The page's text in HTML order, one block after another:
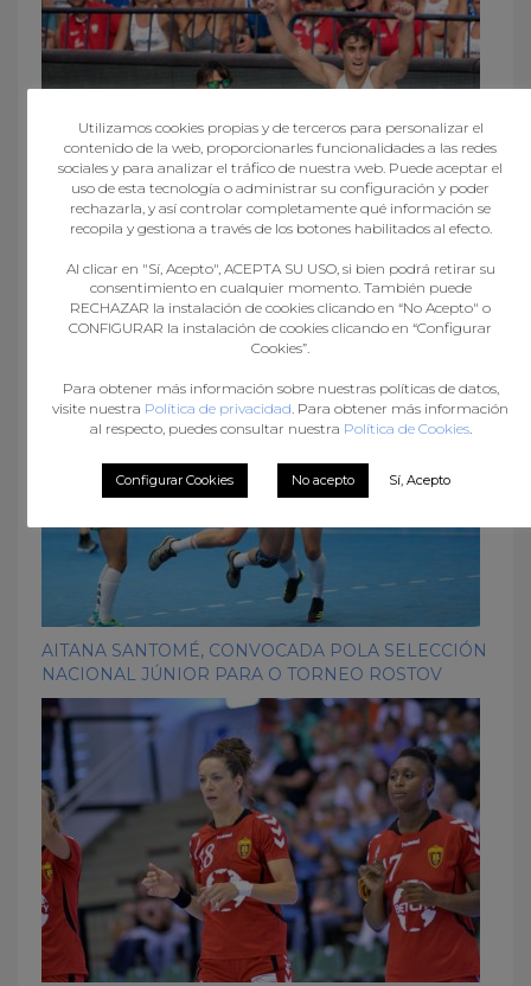
VÍCTOR RODRÍGUEZ, CONVOCADO COS HISPANOS
DA AREA
AITANA SANTOMÉ, CONVOCADA POLA SELECCIÓN
NACIONAL JÚNIOR PARA O TORNEO ROSTOV
Utilizamos cookies propias y de terceros para personalizar el
contenido de la web, proporcionarles funcionalidades a las redes
sociales y para analizar el tráfico de nuestra web. Puede aceptar el
uso de esta tecnología o administrar su configuración y poder
rechazarla, y así controlar completamente qué información se
recopila y gestiona a través de los botones habilitados al efecto.
Al clicar en "Sí, Acepto", ACEPTA SU USO, si bien podrá retirar su
consentimiento en cualquier momento. También puede
RECHAZAR la instalación de cookies clicando en “No Acepto" o
CONFIGURAR la instalación de cookies clicando en “Configurar
Cookies”.
Para obtener más información sobre nuestras políticas de datos,
visite nuestra Política de privacidad . Para obtener más información
al respecto, puedes consultar nuestra Política de Cookies.
Configurar Cookies No acepto Sí, Acepto